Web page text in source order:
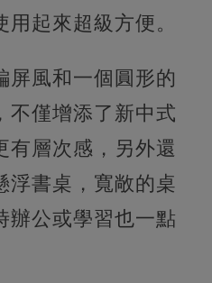
起來超級方便。
屏風和一個圓形的
不僅增添了新中式
有層次感，另外還
浮書桌，寬敞的桌
辦公或學習也一點